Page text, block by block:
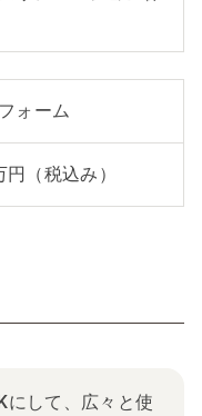
ォーム
（税込み）
にして、広々と使